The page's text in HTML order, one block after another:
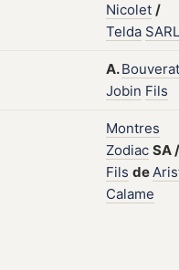
Nicolet /
Telda SARL
A.
Jobin Fils
Montres
Zodiac SA/
Fils de
Calame